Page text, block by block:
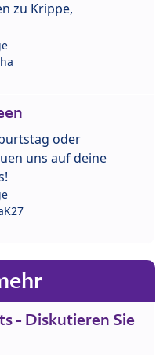
zu Krippe,
oder
uns auf deine
- Diskutieren Sie